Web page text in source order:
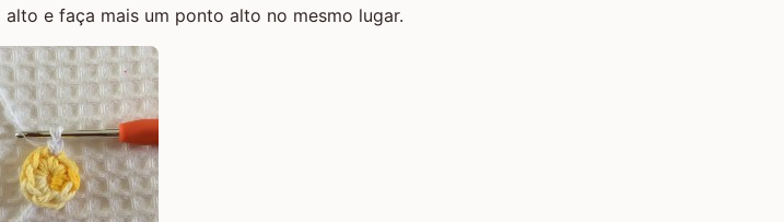
e faça mais um ponto alto no mesmo lugar.